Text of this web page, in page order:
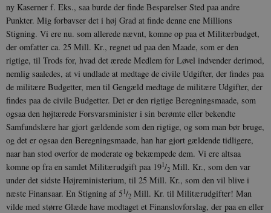
ny Kaserner f. Eks., saa burde der finde Besparelser Sted paa andre
Punkter. Mig forbavser det i høj Grad at finde denne ene Milli­ons
Stigning. Vi ere nu. som allerede nævnt, komne op paa et Militærbudget,
der omfatter ca. 25 Mill. Kr., regnet ud paa den Maade, som er den
rigtige, til Trods for, hvad det ærede Medlem for Løvel ind­vender derimod,
nemlig saaledes, at vi undlade at medtage de civile Udgifter, der findes paa
de militære Budgetter, men til Gengæld medtage de militære Udgifter, der
findes paa de civile Budgetter. Det er den rigtige Beregningsmaade, som
ogsaa den højtærede Forsvarsminister i sin be­rømte eller bekendte
Samfundslære har gjort gældende som den rigtige, og som man bør bruge,
og det er ogsaa den Be­regningsmaade, han har gjort gældende tidligere,
naar han stod overfor de mode­rate og bekæmpede dem. Vi ere altsaa
komne op fra en samlet Militærudgift paa 191/2 Mill. Kr., som den var
under det sid­ste Højreministerium, til 25 Mill. Kr., som den vil blive i
næste Finansaar. En Stig­ning af 5 1/2 Mill. Kr. til Militærudgifter! Man
vilde med større Glæde have modtaget et Finanslovforslag, der paa en eller